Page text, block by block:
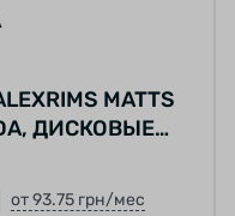
MATTS
ДИСКОВЫЕ
ЭКСЦЕНТРИК
СЕРЫЕ
от 93.75 грн/мес